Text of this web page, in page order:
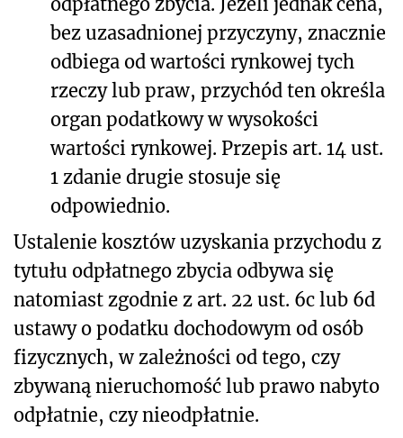
bez uzasadnionej przyczyny, znacznie
odbiega od wartości rynkowej tych
rzeczy lub praw, przychód ten określa
organ podatkowy w wysokości
wartości rynkowej. Przepis art. 14 ust.
1 zdanie drugie stosuje się
odpowiednio.
Ustalenie kosztów uzyskania przychodu z
tytułu odpłatnego zbycia odbywa się
natomiast zgodnie z art. 22 ust. 6c lub 6d
ustawy o podatku dochodowym od osób
fizycznych, w zależności od tego, czy
zbywaną nieruchomość lub prawo nabyto
odpłatnie, czy nieodpłatnie.